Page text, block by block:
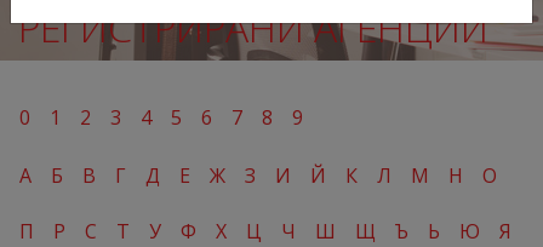
РЕГИСТРИРАНИ АГЕНЦИИ
0 1 2 3 4 5 6 7 8 9
А Б В Г Д Е Ж З И Й К Л М Н О
П Р С Т У Ф Х Ц Ч Ш Щ Ъ Ь Ю Я